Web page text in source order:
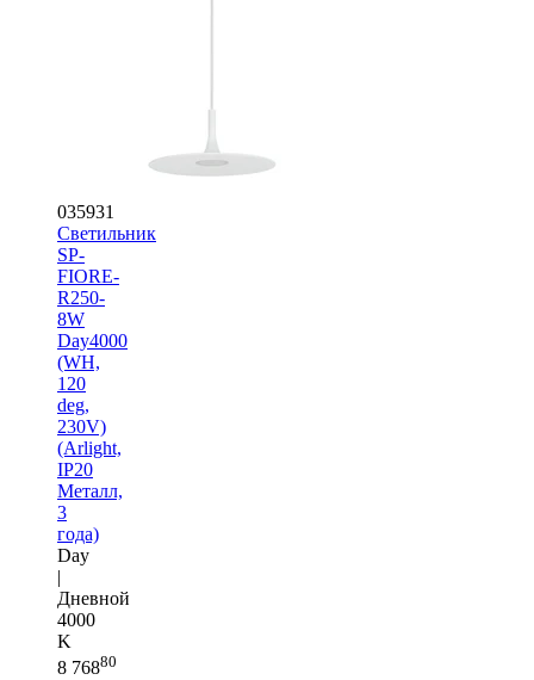
035931
Светильник
SP-
FIORE-
R250-
8W
Day4000
(WH,
120
deg,
230V)
(Arlight,
IP20
Металл,
3
года)
Day
|
Дневной
4000
K
8 76880